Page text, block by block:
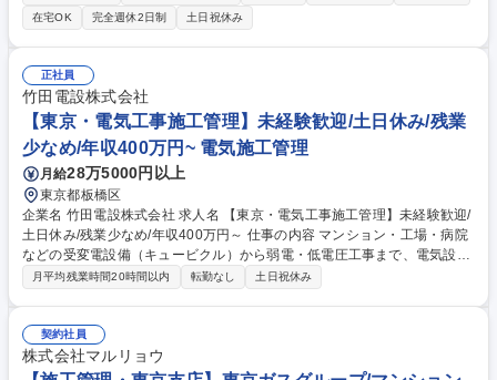
務 ■発注者との打合せ、下請業者との工事打合せおよび現場での作業指示
■他工事業者を含む工程調整、工程管理・安全管理・品質管理 ■工事に関
係する書類作成および提出、仕入材料や工事費等の原価管理 【出張】現場
や案件に応じて道内出張が発生します。出張時はアパート代・光熱費全額
会社負担、月7.5～13.5万円の出張手当、月2回の帰省手当支給。自家用車
使用時のガソリン代・使用料手当も手厚く支給します。 募集職種 【東京/
施工管理】無借金経営/土日祝休/転勤無/8年連続業績賞与/正社員登用10
0%
在宅OK
完全週休2日制 土日祝休み
正社員
竹田電設株式会社
【東京・電気工事施工管理】未経験歓迎/土日休み/残業
少なめ/年収400万円~ 電気施工管理
月給28万5000円以上
東京都板橋区
企業名 竹田電設株式会社 求人名 【東京・電気工事施工管理】未経験歓迎/
土日休み/残業少なめ/年収400万円～ 仕事の内容 マンション・工場・病院
などの受変電設備（キュービクル）から弱電・低電圧工事まで、電気設備
全般の施工管理業務です。未経験の方は図面の読み方から丁寧に指導し、
施工管理業務全般を担当します。 【未経験者】図面の読み方から基礎を学
び、経験者と同行して現場管理の流れを習得予定です。最初の1年は育成
機関として、建物の心臓部である受変電設備の仕組みから一つひとつ学ん
月平均残業時間20時間以内 転勤なし 土日祝休み
契約社員
株式会社マルリョウ